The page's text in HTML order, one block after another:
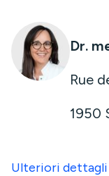
Dr.
Rue
1950
Ulteriori dettagli